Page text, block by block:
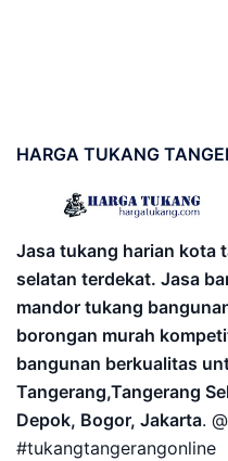
HARGA TUKANG
Jasa tukang harian kota
selatan terdekat. Jasa
mandor tukang
borongan murah
bangunan berkualitas
Tangerang,Tangerang
Depok, Bogor, Jakarta.
#tukangtangerangonline